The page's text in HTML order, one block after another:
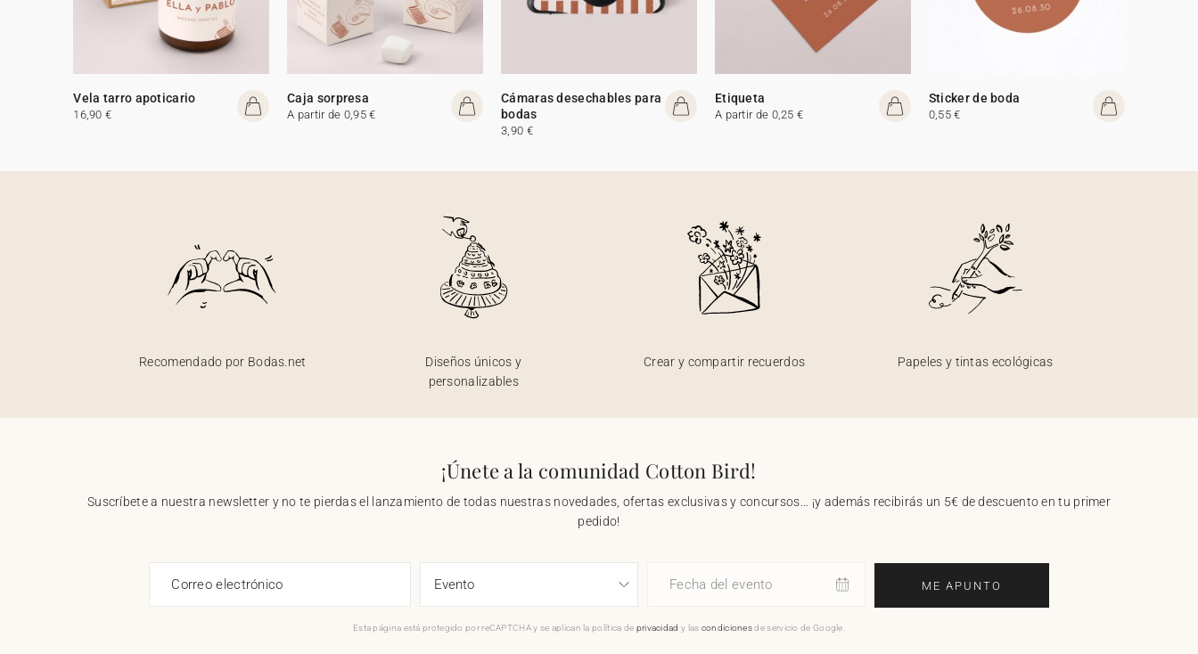
Vela tarro apoticario
16,90 €
Caja sorpresa
A partir de 0,95 €
Cámaras desechables para
bodas
3,90 €
Etiqueta
A partir de 0,25 €
Sticker de boda
0,55 €
Recomendado por Bodas.net
Diseños únicos y
personalizables
Crear y compartir recuerdos Papeles y tintas ecológicas
¡Únete a la comunidad Cotton Bird!
Suscríbete a nuestra newsletter y no te pierdas el lanzamiento de todas nuestras novedades, ofertas exclusivas y concursos... ¡y además recibirás un 5€ de descuento en tu primer
pedido!
Correo electrónico Fecha del evento ME APUNTO
Esta página está protegido por reCAPTCHA y se aplican la política de privacidad y las condicionesde servicio de Google.